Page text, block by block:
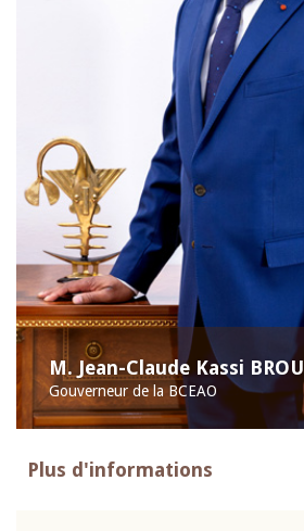
M. Jean-Claude Kassi BROU
Gouverneur de la BCEAO
Plus d'informations